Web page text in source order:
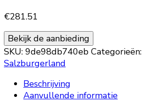
€281.51
Bekijk de aanbieding
SKU: 9de98db740eb Categorieën:
Salzburgerland
Beschrijving
Aanvullende informatie